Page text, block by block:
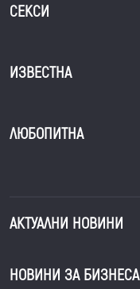
СЕКСИ
ИЗВЕСТНА
ЛЮБОПИТНА
АКТУАЛНИ НОВИНИ
НОВИНИ ЗА БИЗНЕСА